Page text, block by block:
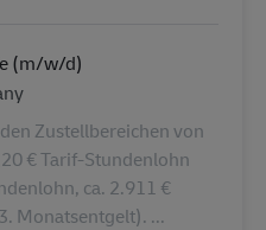
(m/w/d)
Zustellbereichen von
€ Tarif-Stundenlohn
ca. 2.911 €
Monatsentgelt). ...